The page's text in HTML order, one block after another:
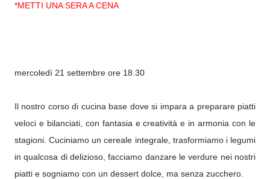
*METTI UNA SERA A CENA
mercoledì 21 settembre ore 18.30
Il nostro corso di cucina base dove si impara a preparare piatti
veloci e bilanciati, con fantasia e creatività e in armonia con le
stagioni. Cuciniamo un cereale integrale, trasformiamo i legumi
in qualcosa di delizioso, facciamo danzare le verdure nei nostri
piatti e sogniamo con un dessert dolce, ma senza zucchero.